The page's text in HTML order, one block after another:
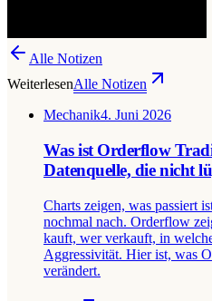
Alle Notizen
WeiterlesenAlle Notizen
Mechanik4. Juni 2026
Was ist Orderflow
Datenquelle, die nicht
Charts zeigen, was passiert
nochmal nach. Orderflow
kauft, wer verkauft, in
Aggressivität. Hier ist, was
verändert.